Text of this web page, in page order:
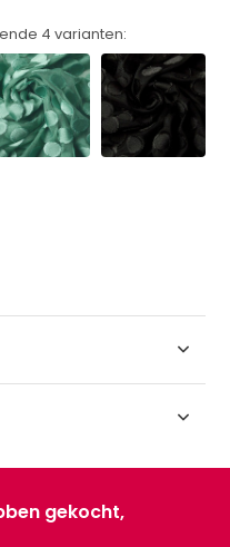
4 varianten:
gekocht,